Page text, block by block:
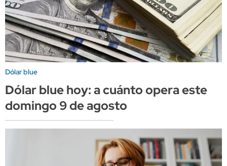
Dólar blue
Dólar blue hoy: a cuánto opera este
domingo 9 de agosto